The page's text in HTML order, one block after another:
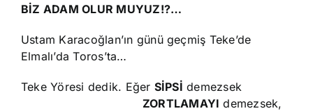
BİZ ADAM OLUR MUYUZ!?…
Ustam Karacoğlan’ın günü geçmiş Teke’de
Elmalı’da Toros’ta…
Teke Yöresi dedik. Eğer SİPSİ demezsek
ZORTLAMAYI demezsek,